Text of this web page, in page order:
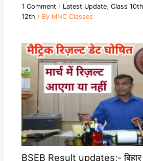
1 Comment / Latest Update, Class 10th
12th / By MNC Classes
BSEB Result updates;- बिहार